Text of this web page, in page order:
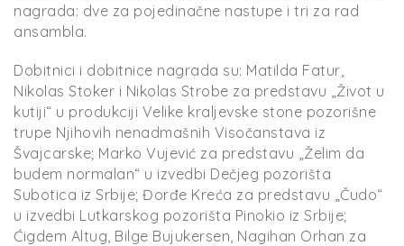
nagrada: dve za pojedinačne nastupe i tri za rad
ansambla.
Dobitnici i dobitnice nagrada su: Matilda Fatur,
Nikolas Stoker i Nikolas Strobe za predstavu „Život u
kutiji“ u produkciji Velike kraljevske stone pozorišne
trupe Njihovih nenadmašnih Visočanstava iz
Švajcarske; Marko Vujević za predstavu „Želim da
budem normalan“ u izvedbi Dečjeg pozorišta
Subotica iz Srbije; Đorđe Kreća za predstavu „Čudo“
u izvedbi Lutkarskog pozorišta Pinokio iz Srbije;
Ćigdem Altug, Bilge Bujukersen, Nagihan Orhan za